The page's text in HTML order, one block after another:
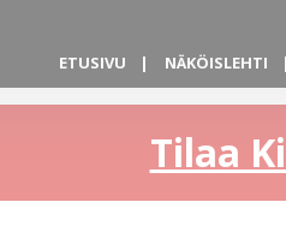
ETUSIVU
NÄKÖISLEHTI
Tilaa